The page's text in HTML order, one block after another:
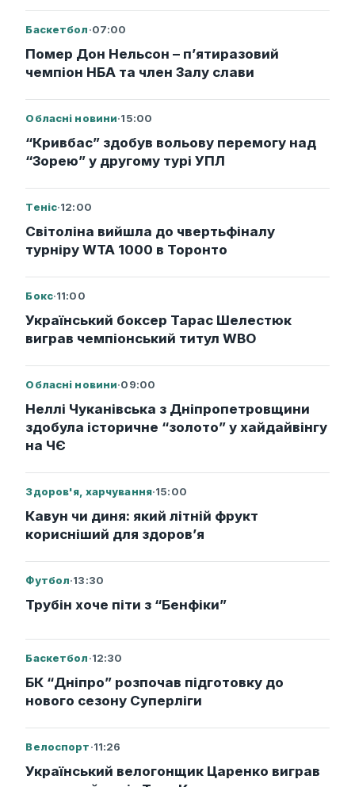
Баскетбол·07:00
Помер Дон Нельсон – п’ятиразовий
чемпіон НБА та член Залу слави
Обласні новини·15:00
“Кривбас” здобув вольову перемогу над
“Зорею” у другому турі УПЛ
Теніс·12:00
Світоліна вийшла до чвертьфіналу
турніру WTA 1000 в Торонто
Бокс·11:00
Український боксер Тарас Шелестюк
виграв чемпіонський титул WBO
Обласні новини·09:00
Неллі Чуканівська з Дніпропетровщини
здобула історичне “золото” у хайдайвінгу
на ЧЄ
Здоров'я, харчування·15:00
Кавун чи диня: який літній фрукт
корисніший для здоров’я
Футбол·13:30
Трубін хоче піти з “Бенфіки”
Баскетбол·12:30
БК “Дніпро” розпочав підготовку до
нового сезону Суперліги
Велоспорт·11:26
Український велогонщик Царенко виграв